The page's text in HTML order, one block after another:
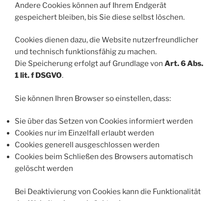
Andere Cookies können auf Ihrem Endgerät
gespeichert bleiben, bis Sie diese selbst löschen.
Cookies dienen dazu, die Website nutzerfreundlicher
und technisch funktionsfähig zu machen.
Die Speicherung erfolgt auf Grundlage von Art. 6 Abs.
1 lit. f DSGVO.
Sie können Ihren Browser so einstellen, dass:
Sie über das Setzen von Cookies informiert werden
Cookies nur im Einzelfall erlaubt werden
Cookies generell ausgeschlossen werden
Cookies beim Schließen des Browsers automatisch
gelöscht werden
Bei Deaktivierung von Cookies kann die Funktionalität